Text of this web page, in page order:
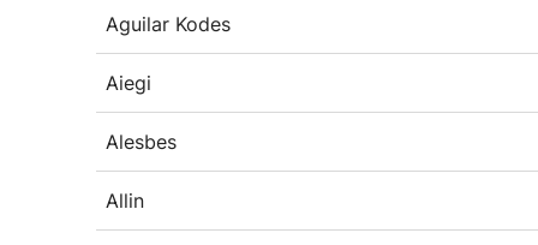
Aguilar Kodes
Aiegi
Alesbes
Allin